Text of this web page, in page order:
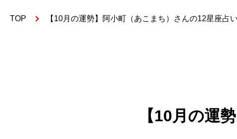
TOP 【10月の運勢】阿小町（あこまち）さんの12星座占い
【10月の運